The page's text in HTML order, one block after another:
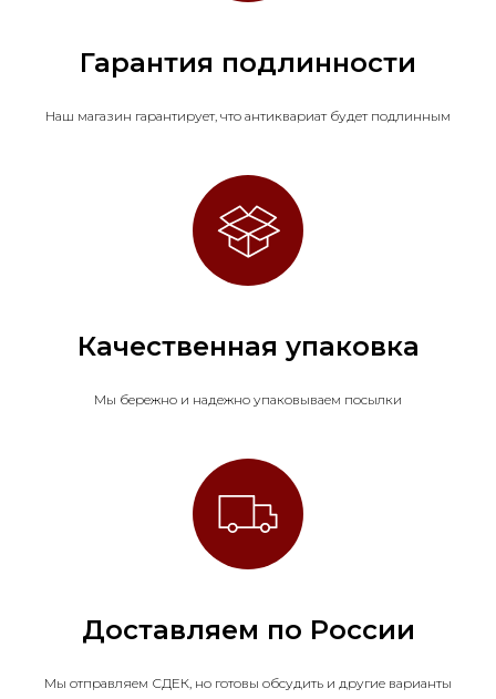
Гарантия подлинности
Наш магазин гарантирует, что антиквариат будет подлинным
Качественная упаковка
Мы бережно и надежно упаковываем посылки
Доставляем по России
Мы отправляем СДЕК, но готовы обсудить и другие варианты